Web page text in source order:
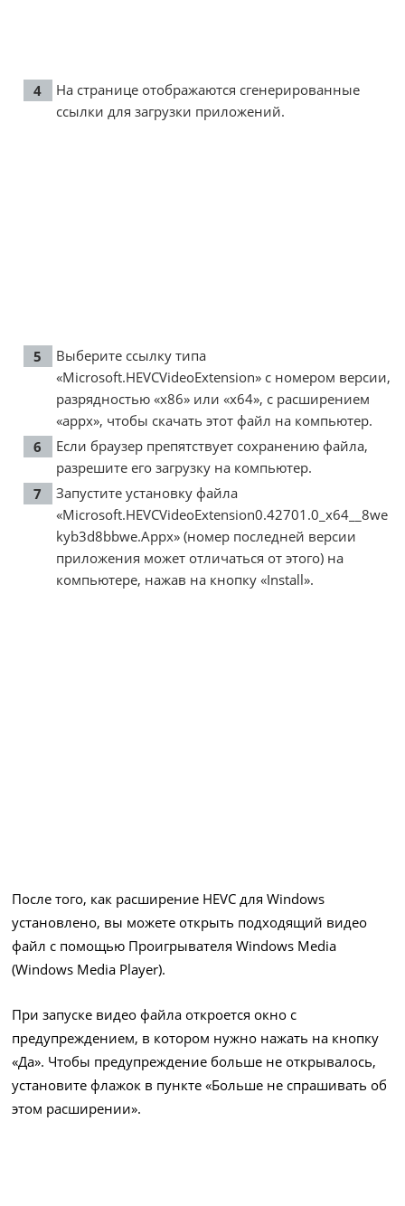
На странице отображаются сгенерированные
ссылки для загрузки приложений.
Выберите ссылку типа
«Microsoft.HEVCVideoExtension» с номером версии,
разрядностью «x86» или «x64», с расширением
«appx», чтобы скачать этот файл на компьютер.
Если браузер препятствует сохранению файла,
разрешите его загрузку на компьютер.
Запустите установку файла
«Microsoft.HEVCVideoExtension0.42701.0_x64__8we
kyb3d8bbwe.Appx» (номер последней версии
приложения может отличаться от этого) на
компьютере, нажав на кнопку «Install».
После того, как расширение HEVC для Windows
установлено, вы можете открыть подходящий видео
файл с помощью Проигрывателя Windows Media
(Windows Media Player).
При запуске видео файла откроется окно с
предупреждением, в котором нужно нажать на кнопку
«Да». Чтобы предупреждение больше не открывалось,
установите флажок в пункте «Больше не спрашивать об
этом расширении».